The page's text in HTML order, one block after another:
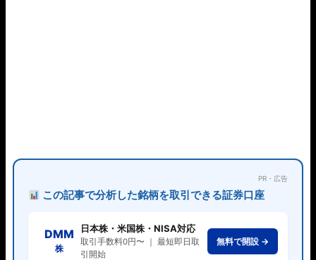
PR・広告
この記事で分析した銘柄を取引できる証券口座
DMM
株
日本株・米国株・NISA対応
取引手数料0円〜 ｜ 最短即日取
引開始
無料で開設 →